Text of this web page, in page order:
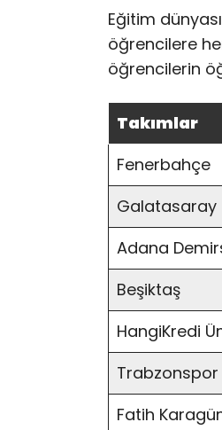
Eğitim
öğrencilere
öğrencilerin
Takımlar
Fenerbahçe
Galatasaray
Adana
Beşiktaş
HangiKredi
Trabzonspor
Fatih